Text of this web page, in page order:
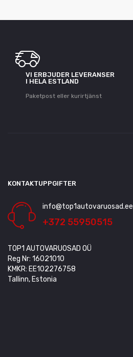
VI ERBJUDER LEVERANSER
I HELA ESTLAND
Paketpost eller kurirtjänst
KONTAKTUPPGIFTER
info@top1autovaruosad.ee
+372 55950515
TOP1 AUTOVARUOSAD OÜ
Reg Nr: 16021010
KMKR: EE102276758
Tallinn, Estonia